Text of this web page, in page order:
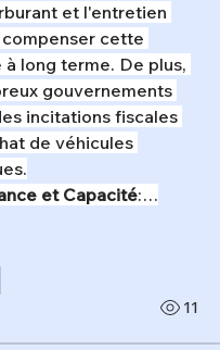
et l'entretien
cette
à long terme. De plus,
gouvernements
incitations fiscales
de véhicules
et Capacité:…
11